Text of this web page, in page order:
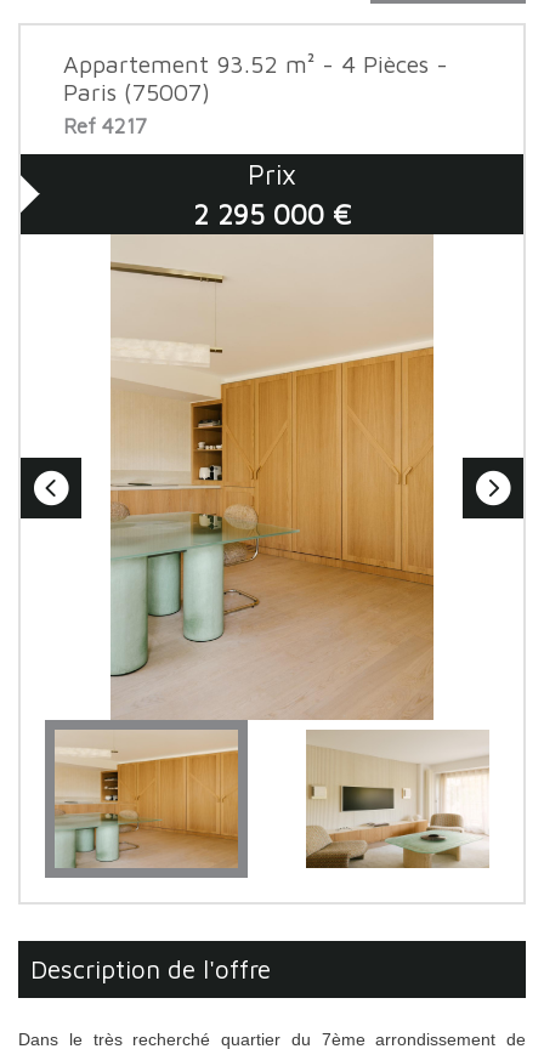
Appartement 93.52 m² - 4 Pièces -
Paris (75007)
Ref 4217
Prix
2 295 000 €
description de l'offre
Dans le très recherché quartier du 7ème arrondissement de